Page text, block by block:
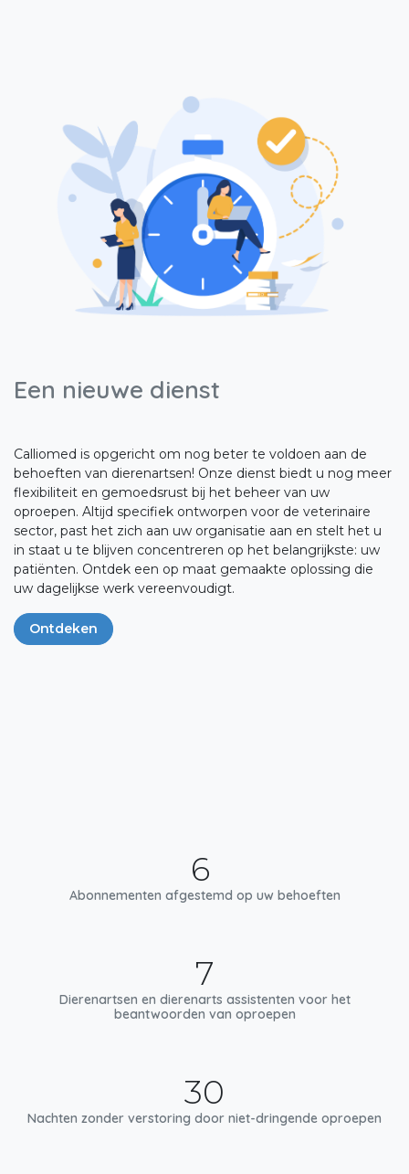
Een nieuwe dienst
Calliomed is opgericht om nog beter te voldoen aan de
behoeften van dierenartsen! Onze dienst biedt u nog meer
flexibiliteit en gemoedsrust bij het beheer van uw
oproepen. Altijd specifiek ontworpen voor de veterinaire
sector, past het zich aan uw organisatie aan en stelt het u
in staat u te blijven concentreren op het belangrijkste: uw
patiënten. Ontdek een op maat gemaakte oplossing die
uw dagelijkse werk vereenvoudigt.
Ontdeken
6
Abonnementen afgestemd op uw behoeften
7
Dierenartsen en dierenarts assistenten voor het
beantwoorden van oproepen
30
Nachten zonder verstoring door niet-dringende oproepen